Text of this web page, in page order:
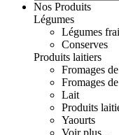
Nos Produits
Légumes
Légumes
Conserves
Produits laitiers
Fromages
Fromages
Lait
Produits
Yaourts
Voir plus...